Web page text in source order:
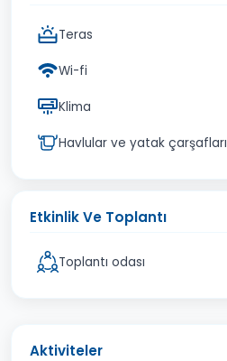
Teras
Wi-fi
Klima
Havlular ve yatak çarşafları
Etkinlik Ve Toplantı
Toplantı odası
Aktiviteler